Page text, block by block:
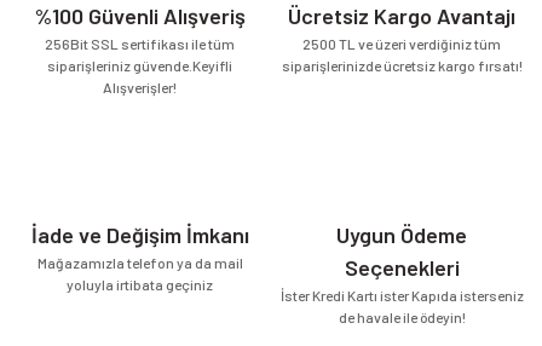
%100 Güvenli Alışveriş
256Bit SSL sertifikası ile tüm
siparişleriniz güvende.Keyifli
Alışverişler!
Ücretsiz Kargo Avantajı
2500 TL ve üzeri verdiğiniz tüm
siparişlerinizde ücretsiz kargo fırsatı!
İade ve Değişim İmkanı
Mağazamızla telefon ya da mail
yoluyla irtibata geçiniz
Uygun Ödeme
Seçenekleri
İster Kredi Kartı ister Kapıda isterseniz
de havale ile ödeyin!